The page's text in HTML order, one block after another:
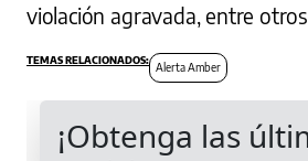
violación agravada, entre otros.
Alerta Amber